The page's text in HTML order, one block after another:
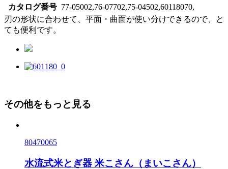
カタログ番号 77-05002,76-07702,75-04502,60118070,
刃の形状に合わせて、平面・曲面が使い分けできるので、と
ても便利です。
その他をもっと見る
80470065
水流式米とぎ器 米こさん（まいこさん）